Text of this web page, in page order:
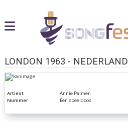
LONDON 1963 - NEDERLAND
Artiest
Annie Palmen
Nummer
Een speeldoos